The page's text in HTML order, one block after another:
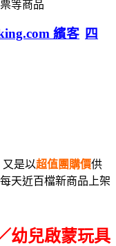
等商品
繽客 四
是以超值團購價供
天近百檔新商品上架
幼兒啟蒙玩具